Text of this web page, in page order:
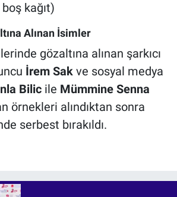
kağıt)
Alınan İsimler
gözaltına alınan şarkıcı
İrem Sakve sosyal medya
Bilicile Mümmine Senna
örnekleri alındıktan sonra
serbest bırakıldı.